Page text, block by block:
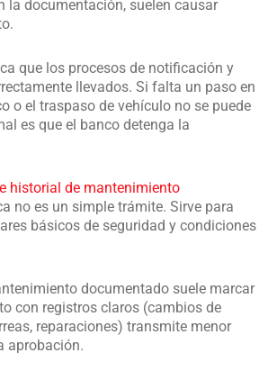
la documentación, suelen causar
que los procesos de notificación y
llevados. Si falta un paso en
o el traspaso de vehículo no se puede
es que el banco detenga la
historial de mantenimiento
no es un simple trámite. Sirve para
básicos de seguridad y condiciones
documentado suele marcar
con registros claros (cambios de
reparaciones) transmite menor
aprobación.